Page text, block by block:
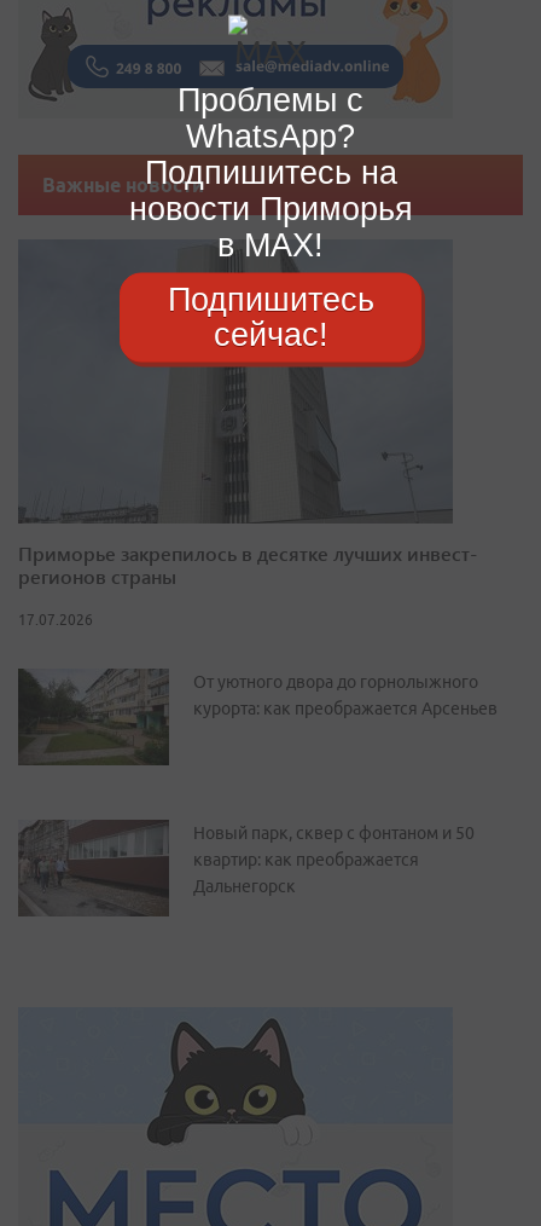
Важные новости
Приморье закрепилось в десятке лучших инвест-
регионов страны
17.07.2026
От уютного двора до горнолыжного
курорта: как преображается Арсеньев
Новый парк, сквер с фонтаном и 50
квартир: как преображается
Дальнегорск
Проблемы с
WhatsApp?
Подпишитесь на
новости Приморья
в MAX!
Подпишитесь
сейчас!